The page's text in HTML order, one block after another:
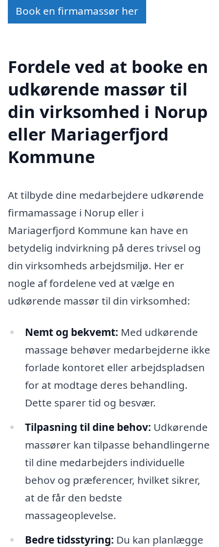
Book en firmamassør her
Fordele ved at booke en
udkørende massør til
din virksomhed i Norup
eller Mariagerfjord
Kommune
At tilbyde dine medarbejdere udkørende
firmamassage i Norup eller i
Mariagerfjord Kommune kan have en
betydelig indvirkning på deres trivsel og
din virksomheds arbejdsmiljø. Her er
nogle af fordelene ved at vælge en
udkørende massør til din virksomhed:
Nemt og bekvemt: Med udkørende
massage behøver medarbejderne ikke
forlade kontoret eller arbejdspladsen
for at modtage deres behandling.
Dette sparer tid og besvær.
Tilpasning til dine behov: Udkørende
massører kan tilpasse behandlingerne
til dine medarbejders individuelle
behov og præferencer, hvilket sikrer,
at de får den bedste
massageoplevelse.
Bedre tidsstyring: Du kan planlægge